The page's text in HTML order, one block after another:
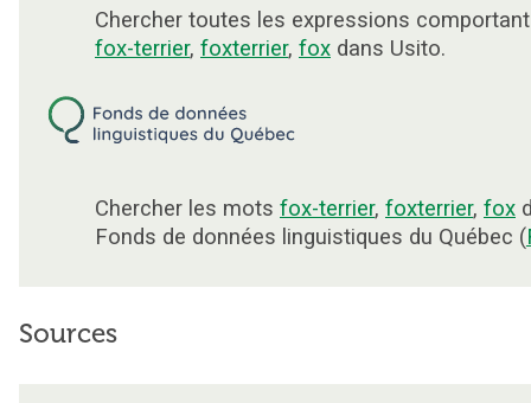
Chercher toutes les expressions
fox-terrier, foxterrier, fox dans Usito.
Chercher les mots fox-terrier, foxterrier, fox
Fonds de données linguistiques du Québec (
Sources